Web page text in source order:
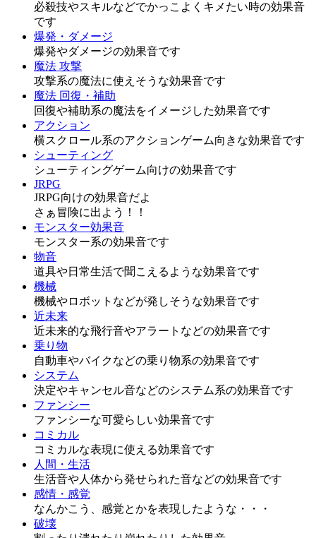
必殺技やスキルなどでかっこよくキメたい時の効果音
です
爆発・ダメージ
爆発やダメージの効果音です
魔法 攻撃
攻撃系の魔法に使えそうな効果音です
魔法 回復・補助
回復や補助系の魔法をイメージした効果音です
アクション
横スクロール系のアクションゲーム向きな効果音です
シューティング
シューティングゲーム向けの効果音です
JRPG
JRPG向けの効果音だよ
さぁ冒険に出よう！！
モンスター効果音
モンスター系の効果音です
物音
道具や日常生活で聞こえるような効果音です
機械
機械やロボットなどが発しそうな効果音です
近未来
近未来的な飛行音やアラートなどの効果音です
乗り物
自動車やバイクなどの乗り物系の効果音です
システム
決定やキャンセル音などのシステム系の効果音です
ファンシー
ファンシーな可愛らしい効果音です
コミカル
コミカルな表現に使える効果音です
人間・生活
生活音や人体から発せられた音などの効果音です
感情・感覚
なんかこう、感覚とかを表現したような・・・
破壊